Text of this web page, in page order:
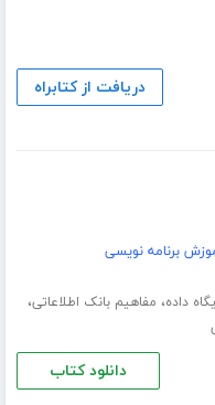
دریافت از کتابراه
برنامه نویسی
داده، مفاهیم بانک اطلاعاتی،
دانلود کتاب